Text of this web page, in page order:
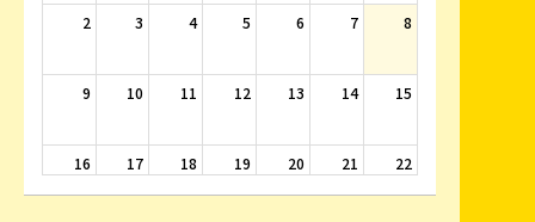
2 3 4 5 6 7 8
9 10 11 12 13 14 15
16 17 18 19 20 21 22